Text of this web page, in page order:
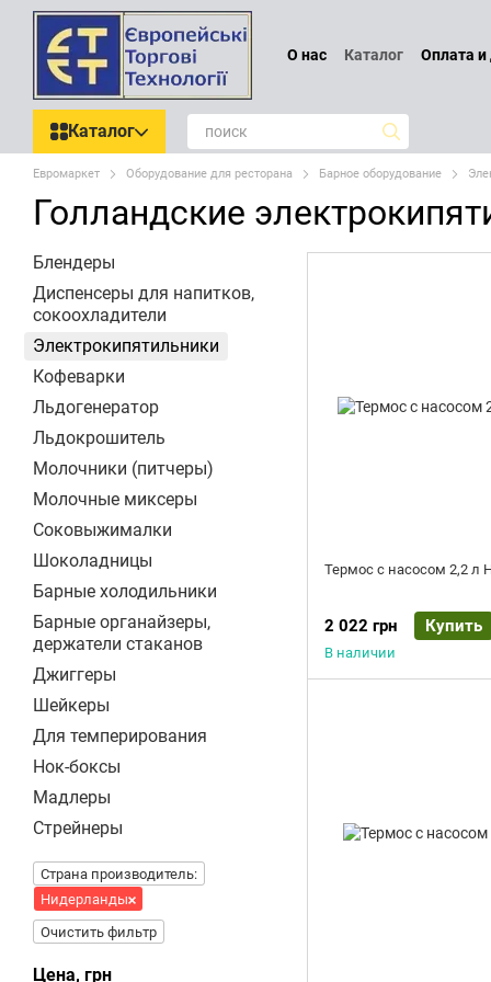
Перейти к основному контенту
О нас Каталог Оплата и
Каталог
Евромаркет Оборудование для ресторана Барное оборудование
Голландские
Термос c насосом 2,2 л
2 022 грн Купить
В наличии
Блендеры
Диспенсеры для напитков,
сокоохладители
Электрокипятильники
Кофеварки
Льдогенератор
Льдокрошитель
Молочники (питчеры)
Молочные миксеры
Соковыжималки
Шоколадницы
Барные холодильники
Барные органайзеры,
держатели стаканов
Джиггеры
Шейкеры
Для темперирования
Нок-боксы
Мадлеры
Стрейнеры
Страна производитель:
Нидерланды
Очистить фильтр
Цена, грн